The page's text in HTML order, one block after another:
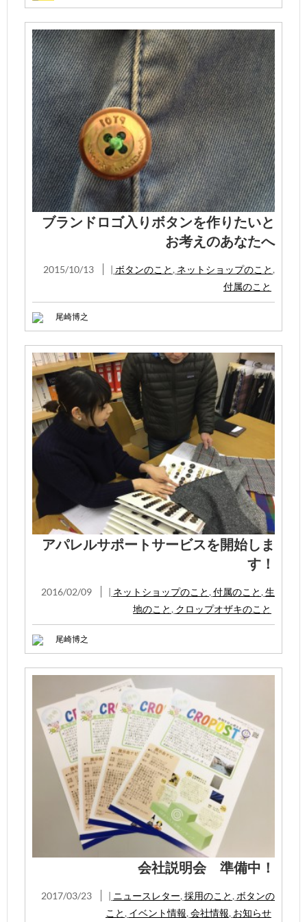
ブランドロゴ入りボタンを作りたいと
お考えのあなたへ
2015/10/13 | ボタンのこと , ネットショップのこと ,
付属のこと
尾崎博之
アパレルサポートサービスを開始しま
す！
2016/02/09 | ネットショップのこと , 付属のこと , 生
地のこと , クロップオザキのこと
尾崎博之
会社説明会 準備中！
2017/03/23 | ニュースレター, 採用のこと , ボタンの
こと , イベント情報, 会社情報, お知らせ